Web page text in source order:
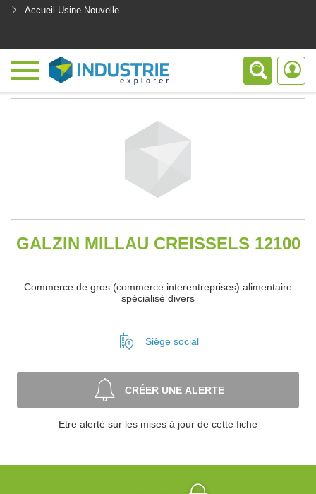
Accueil Usine Nouvelle
GALZIN MILLAU CREISSELS 12100
Commerce de gros (commerce interentreprises) alimentaire
spécialisé divers
Siège social
CRÉER UNE ALERTE
Etre alerté sur les mises à jour de cette fiche